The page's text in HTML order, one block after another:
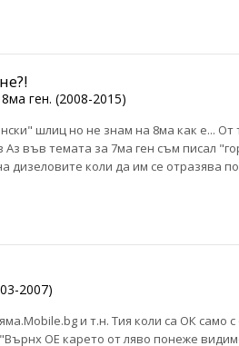
ген. (2008-2015)
шлиц но не знам на 8ма как е...
във темата за 7ма ген съм писал
коли да им се отразява
2007)
и т.н. Тия коли са ОК само
ОЕ карето от ляво понеже